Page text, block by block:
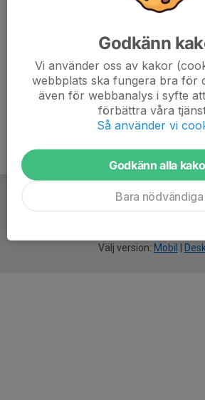
https://ahusbeach.com/ahus-
Välj version: Mobil
Godkänn
Vi använder oss av kakor
webbplats ska fungera bra för
även för webbanalys i syfte
förbättra våra
Så använder vi
Godkänn alla
Bara nödvändiga